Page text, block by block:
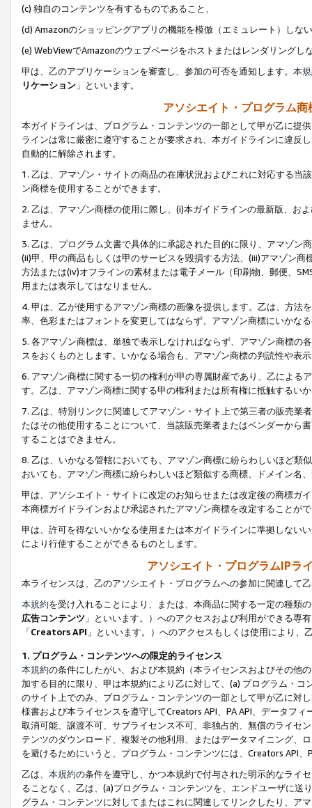
(c) 独自のコンテンツを有するものであること、
(d) Amazonのショッピングアプリの機能を模倣（エミュレート）しな
(e) WebViewでAmazonのウェブページをホストまたはレンダリングし
甲は、乙のアプリケーションを審査し、参加の可否を通知します。 本
リケーション 」といいます。
アソシエイト・プログラム
本ガイドラインは、プログラム・コンテンツの一部として甲が乙に提
ラインは常に厳密に遵守することが要求され、本ガイドラインに違反
自動的に解除されます。
1. 乙は、アマゾン・サイトの商品の在庫状況およびこれに対応する
ン商標を使用することができます。
2. 乙は、アマゾン商標の使用に際し、(i)本ガイドラインの最新版、お
ません。
3. 乙は、プログラム文書で具体的に承認された目的に限り、アマゾン
(ii)甲、甲の商品もしくは甲のサービスを毀損する方法、(iii)アマゾン
方法または(iv)オフラインの素材または電子メール（印刷物、郵便、
用または表示してはなりません。
4. 甲は、乙が使用するアマゾン商標の画像を提供します。乙は、方
率、色彩またはフォントを変更してはならず、アマゾン商標にいかな
5. 各アマゾン商標は、単独で表示しなければならず、アマゾン商標
スをおくものとします。いかなる場合も、アマゾン商標の判読性や表
6. アマゾン商標に関する一切の権利が甲の専属財産であり、乙による
す。乙は、アマゾン商標に関する甲の権利または所有権に抵触するい
7. 乙は、特別リンクに関連してアマゾン・サイト上で第三者の販売
たはその他使用することについて、当該販売業者またはベンダーから
することはできません。
8. 乙は、いかなる管轄においても、アマゾン商標に紛らわしいほど類
おいても、アマゾン商標に紛らわしいほど類似する商標、ドメイン名
甲は、アソシエイト・サイトに改定のお知らせまたは改定後の商標ガ
本商標ガイドラインおよび承認されたアマゾン商標を改定することが
甲は、許可を得ないいかなる使用または本ガイドラインに準拠しない
により行使することができるものとします。
アソシエイト・プログラムIPラ
本ライセンスは、乙のアソシエイト・プログラムへの参加に関連して
本規約を受け入れることにより、または、本商品に関する一定の種類
広告コンテンツ 」といいます。）へのアクセスおよび利用ができる専
「Creators API 」といいます。）へのアクセスもしくは使用により
1. プログラム・コンテンツへの限定的ライセンス
本規約の条件にしたがい、および本規約（本ライセンスおよびその他
加する目的に限り、甲は本規約により乙に対して、(a) プログラム・
のサイト上でのみ、プログラム・コンテンツの一部として甲が乙に対
様書および本ライセンスを遵守してCreators API、PA API、データフ
取消可能、譲渡不可、サブライセンス不可、非独占的、無償のライセ
テンツのダウンロード、複製その他利用、またはデータマイニング、
を避けるためにいうと、プログラム・コンテンツには、Creators API
乙は、 本規約の条件を遵守し、かつ本規約で付与された明示的なライ
ることなく、乙は、(a)プログラム・コンテンツを、エンドユーザに
グラム・コンテンツに対してまたはこれに関連してリンクしたり、ア